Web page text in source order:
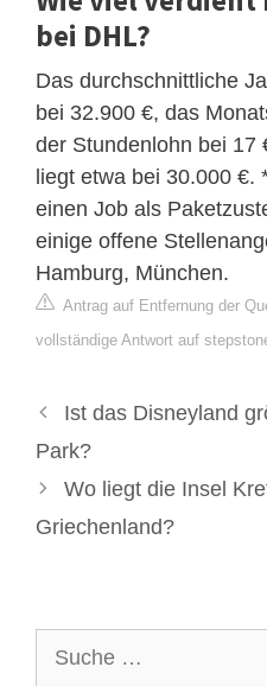
bei DHL?
Das durchschnittliche
bei 32.900 €, das
der Stundenlohn bei 17
liegt etwa bei 30.000 €.
einen Job als
einige offene
Hamburg, München.
Antrag auf Entfernung der
vollständige Antwort auf
Ist das Disneyland
Park?
Wo liegt die Insel
Griechenland?
nach: